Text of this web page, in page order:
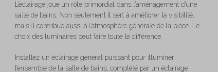
L’éclairage joue un rôle primordial dans l’aménagement d’une
salle de bains. Non seulement il sert à améliorer la visibilité,
mais il contribue aussi à l’atmosphère générale de la pièce. Le
choix des luminaires peut faire toute la différence.
Installez un éclairage général puissant pour illuminer
l’ensemble de la salle de bains, complété par un éclairage